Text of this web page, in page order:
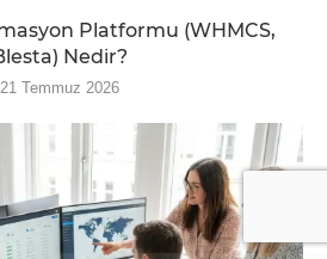
Platformu (WHMCS,
Nedir?
21 Temmuz 2026